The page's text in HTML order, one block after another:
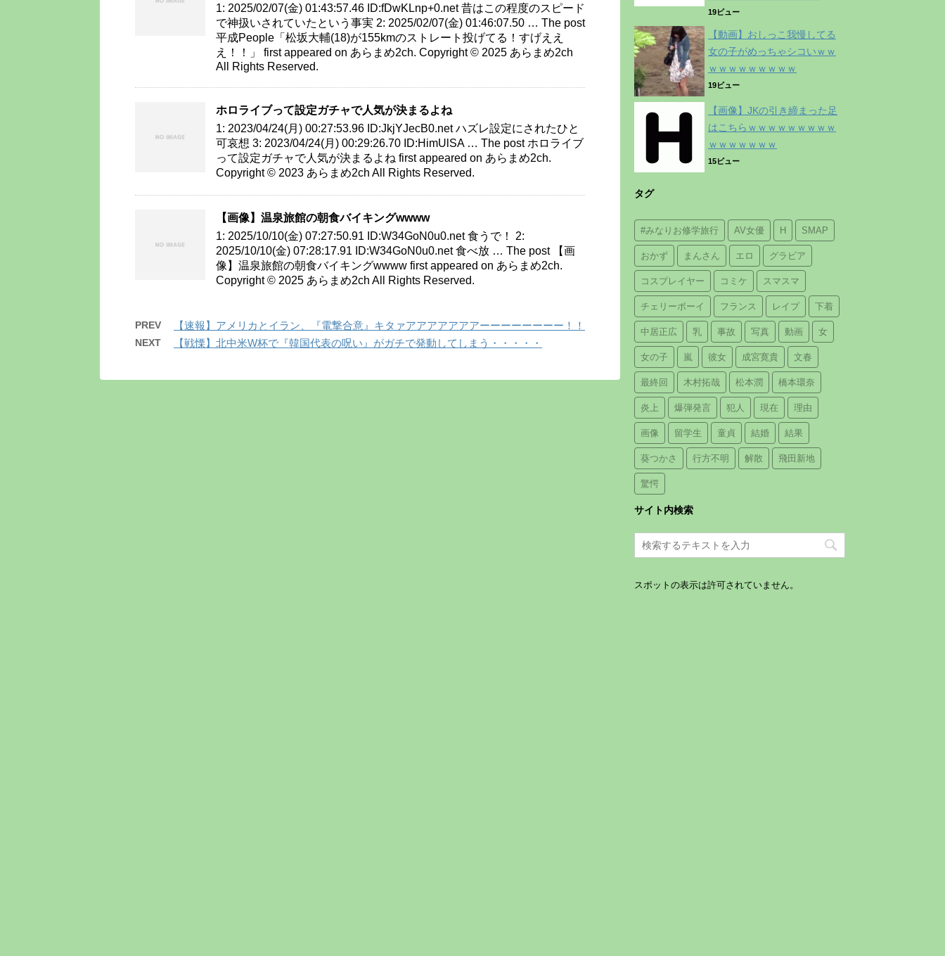
1: 2025/02/07(金) 01:43:57.46 ID:fDwKLnp+0.net 昔はこの程度のスピード
で神扱いされていたという事実 2: 2025/02/07(金) 01:46:07.50 … The post
平成People「松坂大輔(18)が155kmのストレート投げてる！すげええ
え！！」 first appeared on あらまめ2ch. Copyright © 2025 あらまめ2ch
All Rights Reserved.
ホロライブって設定ガチャで人気が決まるよね
1: 2023/04/24(月) 00:27:53.96 ID:JkjYJecB0.net ハズレ設定にされたひと
可哀想 3: 2023/04/24(月) 00:29:26.70 ID:HimUlSA … The post ホロライブ
って設定ガチャで人気が決まるよね first appeared on あらまめ2ch.
Copyright © 2023 あらまめ2ch All Rights Reserved.
【画像】温泉旅館の朝食バイキングwwww
1: 2025/10/10(金) 07:27:50.91 ID:W34GoN0u0.net 食うで！ 2:
2025/10/10(金) 07:28:17.91 ID:W34GoN0u0.net 食べ放 … The post 【画
像】温泉旅館の朝食バイキングwwww first appeared on あらまめ2ch.
Copyright © 2025 あらまめ2ch All Rights Reserved.
PREV 【速報】アメリカとイラン、『電撃合意』キタァアアアアアアアーーーーーーーー！！
NEXT 【戦慄】北中米W杯で『韓国代表の呪い』がガチで発動してしまう・・・・・
19ビュー
【動画】おしっこ我慢してる
女の子がめっちゃシコいｗｗ
ｗｗｗｗｗｗｗｗｗ
19ビュー
【画像】JKの引き締まった足
はこちらｗｗｗｗｗｗｗｗｗ
ｗｗｗｗｗｗｗ
15ビュー
タグ
#みなりお修学旅行 AV女優 H SMAP
おかず まんさん エロ グラビア
コスプレイヤー コミケ スマスマ
チェリーボーイ フランス レイプ 下着
中居正広 乳 事故 写真 動画 女
女の子 嵐 彼女 成宮寛貴 文春
最終回 木村拓哉 松本潤 橋本環奈
炎上 爆弾発言 犯人 現在 理由
画像 留学生 童貞 結婚 結果
葵つかさ 行方不明 解散 飛田新地
驚愕
サイト内検索